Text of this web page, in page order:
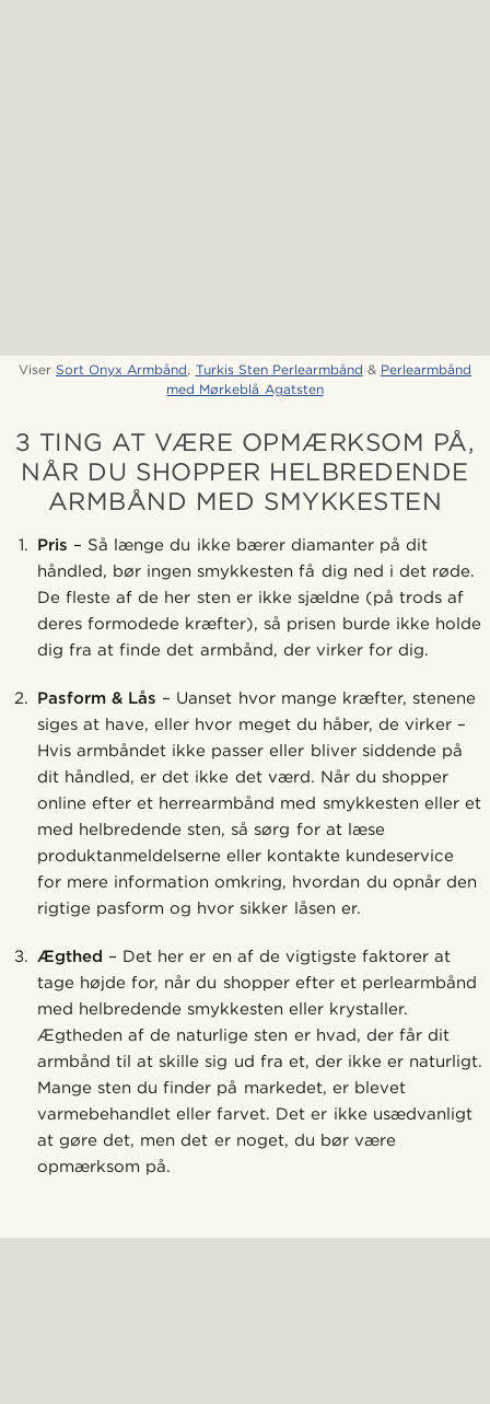
Viser Sort Onyx Armbånd, Turkis Sten Perlearmbånd & Perlearmbånd
med Mørkeblå Agatsten
3 TING AT VÆRE OPMÆRKSOM PÅ,
NÅR DU SHOPPER HELBREDENDE
ARMBÅND MED SMYKKESTEN
Pris – Så længe du ikke bærer diamanter på dit
håndled, bør ingen smykkesten få dig ned i det røde.
De fleste af de her sten er ikke sjældne (på trods af
deres formodede kræfter), så prisen burde ikke holde
dig fra at finde det armbånd, der virker for dig.
Pasform & Lås – Uanset hvor mange kræfter, stenene
siges at have, eller hvor meget du håber, de virker –
Hvis armbåndet ikke passer eller bliver siddende på
dit håndled, er det ikke det værd. Når du shopper
online efter et herrearmbånd med smykkesten eller et
med helbredende sten, så sørg for at læse
produktanmeldelserne eller kontakte kundeservice
for mere information omkring, hvordan du opnår den
rigtige pasform og hvor sikker låsen er.
Ægthed – Det her er en af de vigtigste faktorer at
tage højde for, når du shopper efter et perlearmbånd
med helbredende smykkesten eller krystaller.
Ægtheden af de naturlige sten er hvad, der får dit
armbånd til at skille sig ud fra et, der ikke er naturligt.
Mange sten du finder på markedet, er blevet
varmebehandlet eller farvet. Det er ikke usædvanligt
at gøre det, men det er noget, du bør være
opmærksom på.